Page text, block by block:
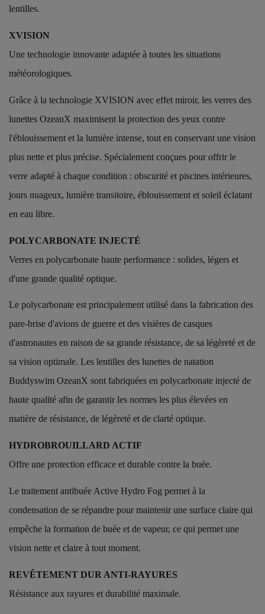
lentilles.
XVISION
Une technologie innovante adaptée à toutes les situations
météorologiques.
Grâce à la technologie XVISION avec effet miroir, les verres des
lunettes OzeanX maximisent la protection des yeux contre
l'éblouissement et la lumière intense, tout en conservant une vision
plus nette et plus précise. Spécialement conçues pour offrir le
verre adapté à chaque condition : obscurité et piscines intérieures,
jours nuageux, lumière transitoire, éblouissement et soleil éclatant
en eau libre.
POLYCARBONATE INJECTÉ
Verres en polycarbonate haute performance : solides, légers et
d'une grande qualité optique.
Le polycarbonate est principalement utilisé dans la fabrication des
pare-brise d'avions de guerre et des visières de casques
d'astronautes en raison de sa grande résistance, de sa légèreté et de
sa vision optimale. Les lentilles des lunettes de natation
Buddyswim OzeanX sont fabriquées en polycarbonate injecté de
haute qualité afin de garantir les normes les plus élevées en
matière de résistance, de légèreté et de clarté optique.
HYDROBROUILLARD ACTIF
Offre une protection efficace et durable contre la buée.
Le traitement antibuée Active Hydro Fog permet à la
condensation de se répandre pour maintenir une surface claire qui
empêche la formation de buée et de vapeur, ce qui permet une
vision nette et claire à tout moment.
REVÊTEMENT DUR ANTI-RAYURES
Résistance aux rayures et durabilité maximale.